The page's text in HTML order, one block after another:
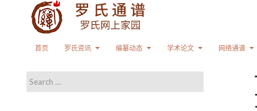
首页
罗氏资讯 编纂动态 学术论文 网络通谱
Search for: